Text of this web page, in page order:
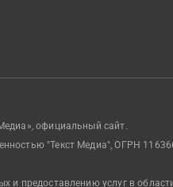
официальный сайт.
"Текст Медиа", ОГРН
и предоставлению услуг в